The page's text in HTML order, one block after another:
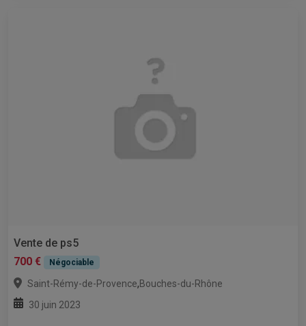
Vente de ps5
700 €
Négociable
Saint-Rémy-de-Provence,Bouches-du-Rhône
30 juin 2023